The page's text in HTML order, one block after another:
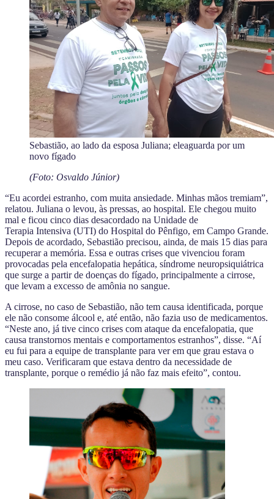
Sebastião, ao lado da esposa Juliana; eleaguarda por um
novo fígado
(Foto: Osvaldo Júnior)
“Eu acordei estranho, com muita ansiedade. Minhas mãos tremiam”,
relatou. Juliana o levou, às pressas, ao hospital. Ele chegou muito
mal e ficou cinco dias desacordado na Unidade de
Terapia Intensiva (UTI) do Hospital do Pênfigo, em Campo Grande.
Depois de acordado, Sebastião precisou, ainda, de mais 15 dias para
recuperar a memória. Essa e outras crises que vivenciou foram
provocadas pela encefalopatia hepática, síndrome neuropsiquiátrica
que surge a partir de doenças do fígado, principalmente a cirrose,
que levam a excesso de amônia no sangue.
A cirrose, no caso de Sebastião, não tem causa identificada, porque
ele não consome álcool e, até então, não fazia uso de medicamentos.
“Neste ano, já tive cinco crises com ataque da encefalopatia, que
causa transtornos mentais e comportamentos estranhos”, disse. “Aí
eu fui para a equipe de transplante para ver em que grau estava o
meu caso. Verificaram que estava dentro da necessidade de
transplante, porque o remédio já não faz mais efeito”, contou.